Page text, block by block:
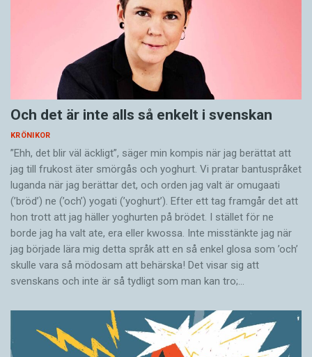
Och det är inte alls så enkelt i svenskan
KRÖNIKOR
”Ehh, det blir väl äckligt”, säger min kompis när jag berättat att
jag till frukost äter smörgås och yoghurt. Vi pratar bantuspråket
luganda när jag berättar det, och orden jag valt är omugaati
(’bröd’) ne (’och’) yogati (’yoghurt’). Efter ett tag framgår det att
hon trott att jag häller yoghurten på brödet. I stället för ne
borde jag ha valt ate, era eller kwossa. Inte misstänkte jag när
jag började lära mig detta språk att en så enkel glosa som ’och’
skulle vara så mödosam att behärska! Det visar sig att
svenskans och inte är så tydligt som man kan tro;…